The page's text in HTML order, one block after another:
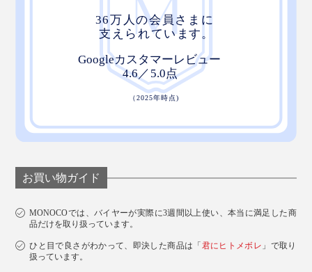
ガラスナイフブロックについて詳しく見る >>
お買い物ガイド
MONOCOでは、バイヤーが実際に3週間以上使い、本当に満足した商
品だけを取り扱っています。
ひと目で良さがわかって、即決した商品は「君にヒトメボレ 」で取り
扱っています。